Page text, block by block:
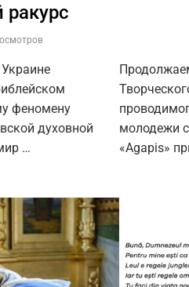
феномену
духовной
…
молодежи
«Agapis»